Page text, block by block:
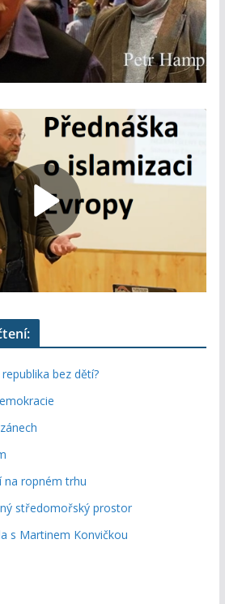
bez dětí?
na ropném trhu
středomořský prostor
s Martinem Konvičkou